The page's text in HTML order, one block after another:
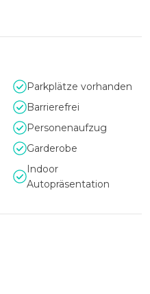
Parkplätze vorhanden
Barrierefrei
Personenaufzug
Garderobe
Indoor
Autopräsentation